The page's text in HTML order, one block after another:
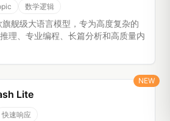
数学逻辑
舰级大语言模型，专为高度复杂的
理、专业编程、长篇分析和高质量内
NEW
Lite
快速响应